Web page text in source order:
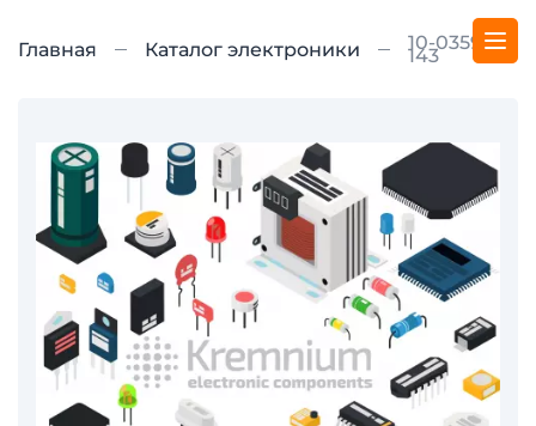
Главная Каталог электроники 10-035911-
143